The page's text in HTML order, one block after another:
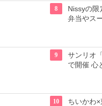
8
Nissyの限
弁当やス
9
サンリオ
で開催 心
10
ちいかわ